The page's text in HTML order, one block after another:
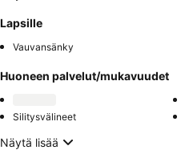
Lapsille
Vauvansänky
Huoneen palvelut/mukavuudet
Silitysvälineet
Näytä lisää